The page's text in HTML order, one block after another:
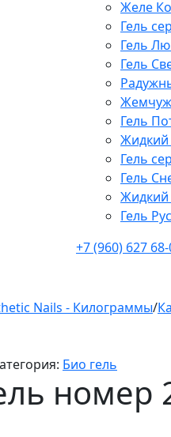
Желе
Гель
Гель
Гель
Гель
Жидкий
Гель
Гель
Жидкий
Гель
+7 (960) 627
Nails - Килограммы/
Био гель
номер